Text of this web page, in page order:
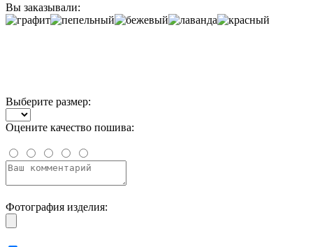
Вы заказывали:
Выберите размер:
Оцените качество пошива:
Фотография изделия: